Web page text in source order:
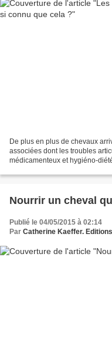
De plus en plus de chevaux
associées dont les troubles
médicamenteux et hygiéno-
Nourrir un cheval
Publié le 04/05/2015 à 02:14
Par Catherine Kaeffer.